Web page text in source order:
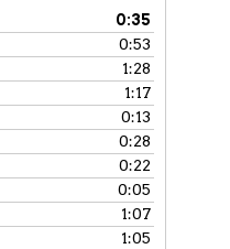
вверх/
вниз,
чтобы
увеличить
или
уменьшить
громкость.
0:35
0:53
1:28
1:17
0:13
0:28
0:22
0:05
1:07
1:05